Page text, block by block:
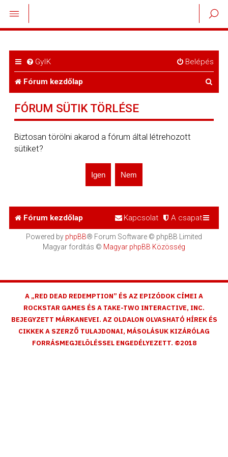
GyIK Belépés
Fórum kezdőlap
FÓRUM SÜTIK TÖRLÉSE
Biztosan törölni akarod a fórum által létrehozott
sütiket?
Fórum kezdőlap A csapat
Kapcsolat
Powered by phpBB® Forum Software © phpBB Limited
Magyar fordítás © Magyar phpBB Közösség
A „RED DEAD REDEMPTION” ÉS AZ EPIZÓDOK CÍMEI A
ROCKSTAR GAMES ÉS A TAKE-TWO INTERACTIVE, INC.
BEJEGYZETT MÁRKANEVEI. AZ OLDALON OLVASHATÓ HÍREK ÉS
CIKKEK A SZERZŐ TULAJDONAI, MÁSOLÁSUK KIZÁRÓLAG
FORRÁSMEGJELÖLÉSSEL ENGEDÉLYEZETT. ©2018